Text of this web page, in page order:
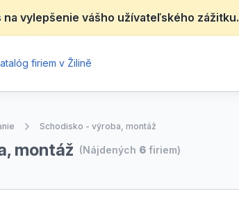
vylepšenie vášho užívateľského zážitku.
firiem v Žilině
Schodisko - výroba, montáž
montáž (Nájdených 6 firiem)